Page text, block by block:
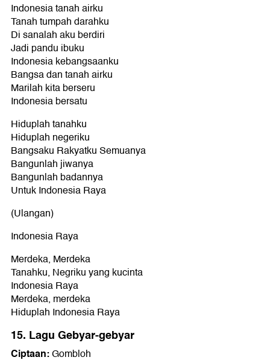
Indonesia tanah airku
Tanah tumpah darahku
Di sanalah aku berdiri
Jadi pandu ibuku
Indonesia kebangsaanku
Bangsa dan tanah airku
Marilah kita berseru
Indonesia bersatu
Hiduplah tanahku
Hiduplah negeriku
Bangsaku Rakyatku Semuanya
Bangunlah jiwanya
Bangunlah badannya
Untuk Indonesia Raya
(Ulangan)
Indonesia Raya
Merdeka, Merdeka
Tanahku, Negriku yang kucinta
Indonesia Raya
Merdeka, merdeka
Hiduplah Indonesia Raya
15. Lagu Gebyar-gebyar
Ciptaan:Gombloh